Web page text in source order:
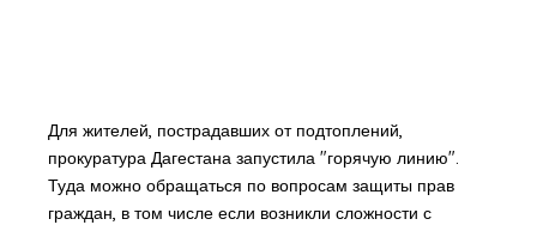
Для жителей, пострадавших от подтоплений,
прокуратура Дагестана запустила "горячую линию".
Туда можно обращаться по вопросам защиты прав
граждан, в том числе если возникли сложности с